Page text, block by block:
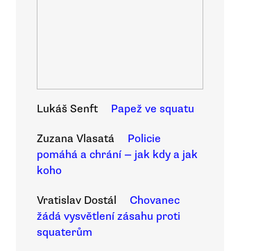
Lukáš Senft Papež ve squatu
Zuzana Vlasatá
Policie
pomáhá a chrání — jak kdy a jak
koho
Vratislav Dostál
Chovanec
žádá vysvětlení zásahu proti
squaterům